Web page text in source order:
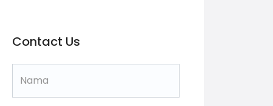
Contact Us